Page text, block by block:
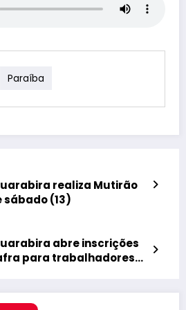
Paraíba
realiza Mutirão
sábado (13)
abre inscrições
para trabalhadores